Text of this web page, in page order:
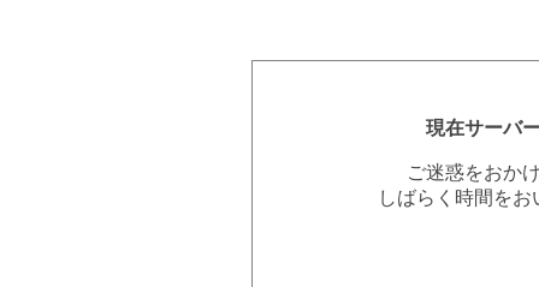
現在サーバ
ご迷惑をおか
しばらく時間を